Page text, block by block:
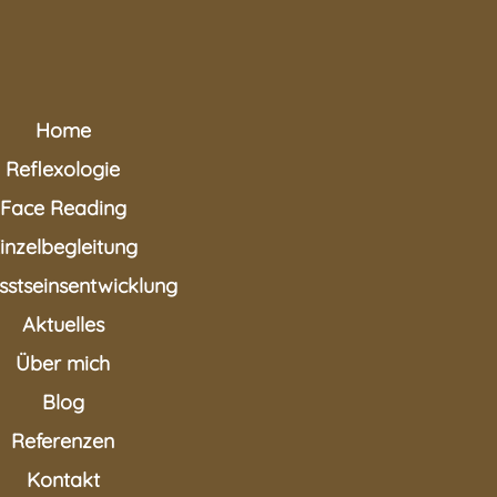
Home
Reflexologie
Face Reading
Aktuelles
Über mich
Blog
Referenzen
Kontakt